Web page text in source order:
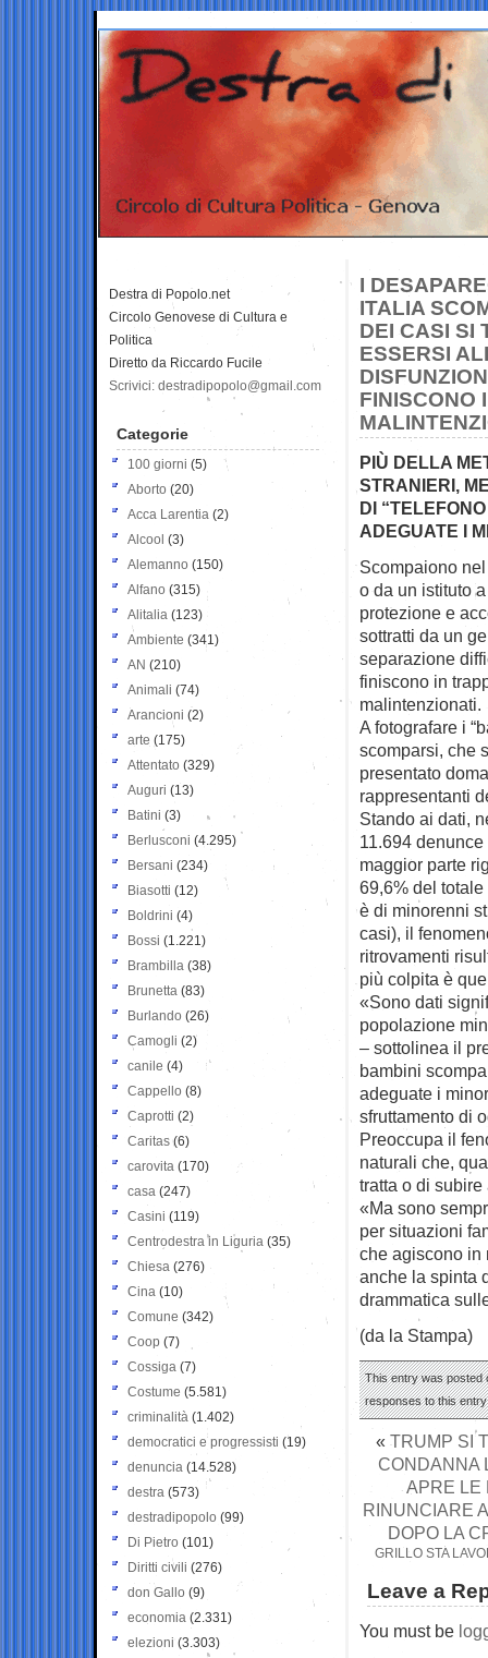
I
ITALIA
DEI CASI SI
ESSERSI
FINISCONO
PIÙ DELLA
STRANIERI,
DI
ADEGUATE I
Scompaiono
o da un istituto
protezione e
sottratti da un
separazione
finiscono in
malintenzionati.
A fotografare i
scomparsi, che
presentato
rappresentanti
Stando ai dati,
11.694
maggior parte
69,6% del
è di minorenni
casi), il
ritrovamenti
più colpita è
«Sono dati
popolazione
– sottolinea il
bambini
adeguate i
sfruttamento di
Preoccupa il
naturali che,
tratta o di
«Ma sono
per situazioni
che agiscono in
anche la spinta
drammatica
(da la Stampa)
This entry was posted
responses to this
« TRUMP SI
CONDANNA
APRE LE
RINUNCIARE
DOPO LA
GRILLO STA
Leave a
You must be
Destra di Popolo.net
Circolo Genovese di Cultura e
Politica
Diretto da Riccardo Fucile
Scrivici: destradipopolo@gmail.com
Categorie
100 giorni (5)
Aborto (20)
Acca Larentia (2)
Alcool (3)
Alemanno (150)
Alfano (315)
Alitalia (123)
Ambiente (341)
AN (210)
Animali (74)
Arancioni (2)
arte (175)
Attentato (329)
Auguri (13)
Batini (3)
Berlusconi (4.295)
Bersani (234)
Biasotti (12)
Boldrini (4)
Bossi (1.221)
Brambilla (38)
Brunetta (83)
Burlando (26)
Camogli (2)
canile (4)
Cappello (8)
Caprotti (2)
Caritas (6)
carovita (170)
casa (247)
Casini (119)
Centrodestra in Liguria (35)
Chiesa (276)
Cina (10)
Comune (342)
Coop (7)
Cossiga (7)
Costume (5.581)
criminalità (1.402)
democratici e progressisti (19)
denuncia (14.528)
destra (573)
destradipopolo (99)
Di Pietro (101)
Diritti civili (276)
don Gallo (9)
economia (2.331)
elezioni (3.303)